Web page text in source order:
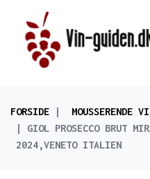
FORSIDE MOUSSERENDE
GIOL PROSECCO BRUT
2024,VENETO ITALIEN